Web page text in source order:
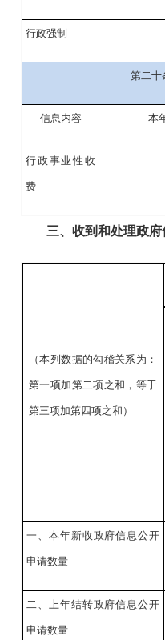
行政强制
第二十
信息内容 本
行政事业性收
费
三、收到和处理政
（本列数据的勾稽关系为：
第一项加第二项之和，等于
第三项加第四项之和）
一、本年新收政府信息公开
申请数量
二、上年结转政府信息公开
申请数量